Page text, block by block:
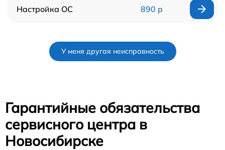
Настройка ОС 890 р
У меня другая неисправность
Гарантийные обязательства
сервисного центра в
Новосибирске